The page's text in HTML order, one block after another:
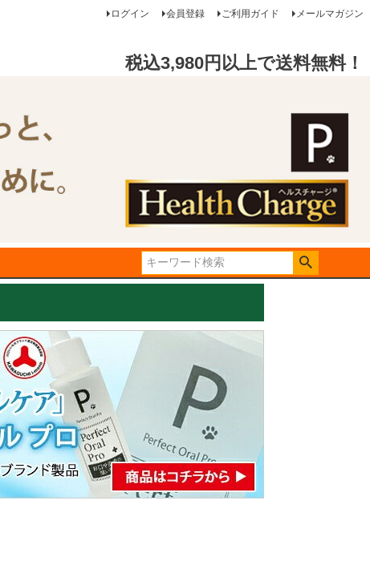
ログイン 会員登録 ご利用ガイド メールマガジン
税込3,980円以上で送料無料！